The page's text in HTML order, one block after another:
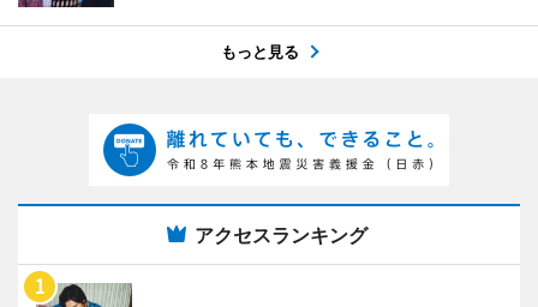
もっと見る
アクセスランキング